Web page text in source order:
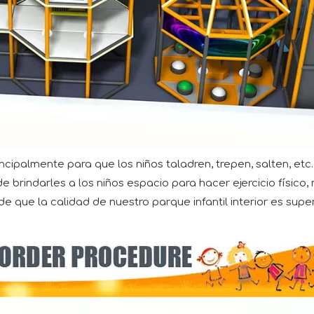
para que los niños taladren, trepen, salten,
brindarles a los niños espacio para hacer ejercicio físico,
que la calidad de nuestro parque infantil interior es